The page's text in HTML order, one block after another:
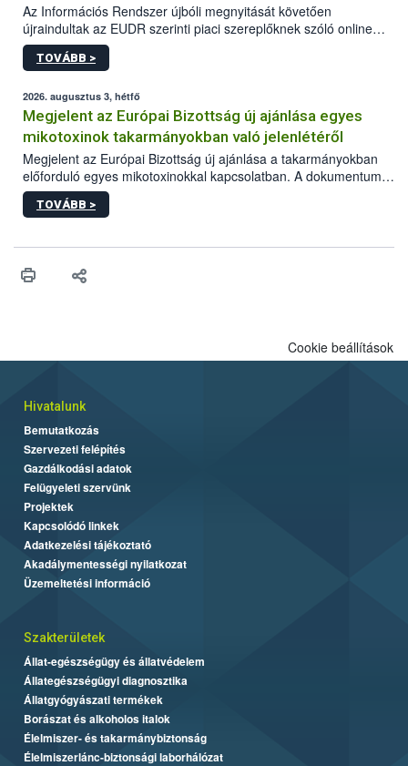
Az Információs Rendszer újbóli megnyitását követően
újraindultak az EUDR szerinti piaci szereplőknek szóló online
képzések.
TOVÁBB >
2026. augusztus 3, hétfő
Megjelent az Európai Bizottság új ajánlása egyes
mikotoxinok takarmányokban való jelenlétéről
Megjelent az Európai Bizottság új ajánlása a takarmányokban
előforduló egyes mikotoxinokkal kapcsolatban. A dokumentum
2027-től új irányértékek alkalmazását írja elő, és a jelenleg
hatályos uniós ajánlások helyébe lép.
TOVÁBB >
Cookie beállítások
Hivatalunk
Bemutatkozás
Szervezeti felépítés
Gazdálkodási adatok
Felügyeleti szervünk
Projektek
Kapcsolódó linkek
Adatkezelési tájékoztató
Akadálymentességi nyilatkozat
Üzemeltetési információ
Szakterületek
Állat-egészségügy és állatvédelem
Állategészségügyi diagnosztika
Állatgyógyászati termékek
Borászat és alkoholos italok
Élelmiszer- és takarmánybiztonság
Élelmiszerlánc-biztonsági laborhálózat